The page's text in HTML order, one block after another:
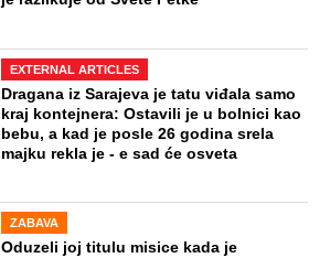
EXTERNAL ARTICLES
Dragana iz Sarajeva je tatu viđala samo
kraj kontejnera: Ostavili je u bolnici kao
bebu, a kad je posle 26 godina srela
majku rekla je - e sad će osveta
ZABAVA
Oduzeli joj titulu misice kada je